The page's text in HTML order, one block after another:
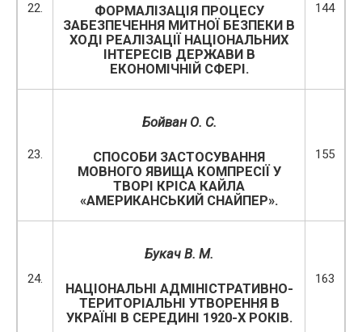
22.
ФОРМАЛІЗАЦІЯ ПРОЦЕСУ
ЗАБЕЗПЕЧЕННЯ МИТНОЇ БЕЗПЕКИ В
ХОДІ РЕАЛІЗАЦІЇ НАЦІОНАЛЬНИХ
ІНТЕРЕСІВ ДЕРЖАВИ В
ЕКОНОМІЧНІЙ СФЕРІ.
144
23.
Бойван О. С.
СПОСОБИ ЗАСТОСУВАННЯ
МОВНОГО ЯВИЩА КОМПРЕСІЇ У
ТВОРІ КРІСА КАЙЛА
«АМЕРИКАНСЬКИЙ СНАЙПЕР».
155
24.
Букач В. М.
НАЦІОНАЛЬНІ АДМІНІСТРАТИВНО-
ТЕРИТОРІАЛЬНІ УТВОРЕННЯ В
УКРАЇНІ В СЕРЕДИНІ 1920-Х РОКІВ.
163